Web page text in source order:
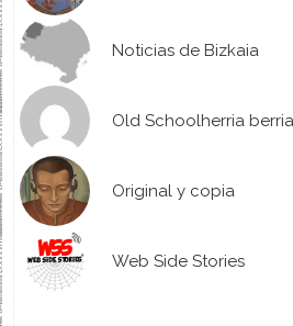
Noticias de Bizkaia
Old Schoolherria berria
Original y copia
Web Side Stories